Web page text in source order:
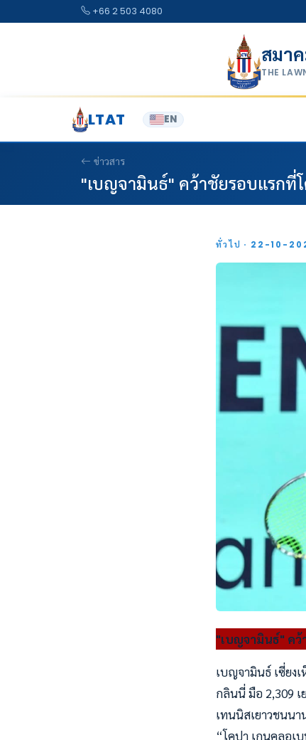
+66 2 503 4080
สมา
THE
LTAT EN
ข่าวสาร
"เบญจามินธ์" คว้าชัยรอบแรกที่
ทั่วไป · 22-10-
"เบญจามินธ์" ค
เบญจามินธ์ เซี่ยง
กลินนี่ มือ 2,309 เ
เทนนิสเยาวชนนา
“โคปา เกนคลอเ